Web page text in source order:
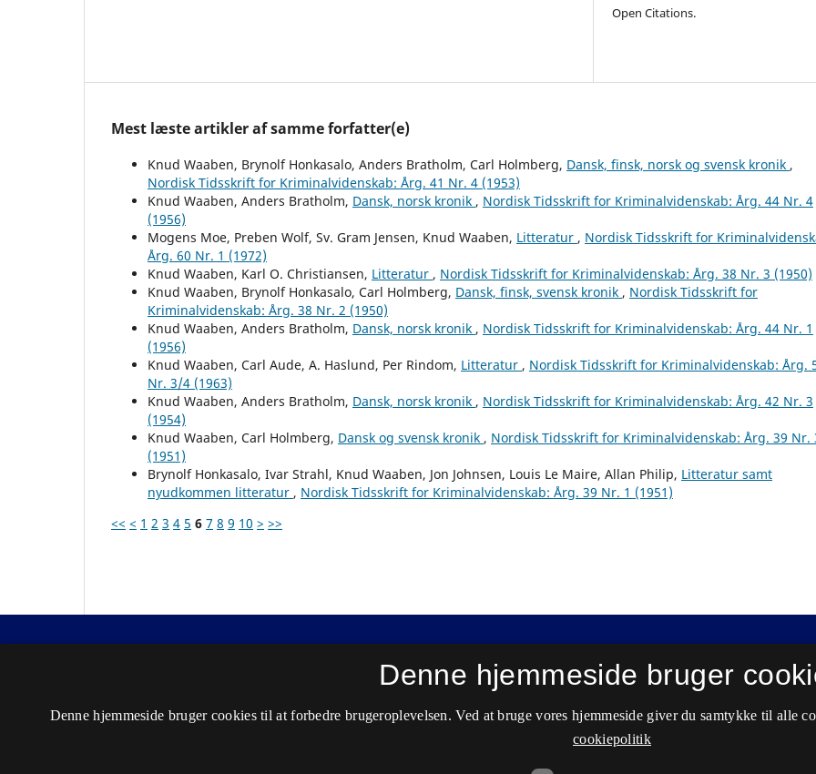
Open Citations.
Mest læste artikler af samme forfatter(e)
Knud Waaben, Brynolf Honkasalo, Anders Bratholm, Carl Holmberg, Dansk, finsk, norsk og svensk kronik ,
Nordisk Tidsskrift for Kriminalvidenskab: Årg. 41 Nr. 4 (1953)
Knud Waaben, Anders Bratholm, Dansk, norsk kronik , Nordisk Tidsskrift for Kriminalvidenskab: Årg. 44 Nr. 4
(1956)
Mogens Moe, Preben Wolf, Sv. Gram Jensen, Knud Waaben, Litteratur , Nordisk Tidsskrift for
Årg. 60 Nr. 1 (1972)
Knud Waaben, Karl O. Christiansen, Litteratur , Nordisk Tidsskrift for Kriminalvidenskab: Årg. 38 Nr. 3 (1950)
Knud Waaben, Brynolf Honkasalo, Carl Holmberg, Dansk, finsk, svensk kronik , Nordisk Tidsskrift for
Kriminalvidenskab: Årg. 38 Nr. 2 (1950)
Knud Waaben, Anders Bratholm, Dansk, norsk kronik , Nordisk Tidsskrift for Kriminalvidenskab: Årg. 44 Nr. 1
(1956)
Knud Waaben, Carl Aude, A. Haslund, Per Rindom, Litteratur , Nordisk Tidsskrift for Kriminalvidenskab: Årg.
Nr. 3/4 (1963)
Knud Waaben, Anders Bratholm, Dansk, norsk kronik , Nordisk Tidsskrift for Kriminalvidenskab: Årg. 42 Nr. 3
(1954)
Knud Waaben, Carl Holmberg, Dansk og svensk kronik , Nordisk Tidsskrift for Kriminalvidenskab: Årg. 39 Nr.
(1951)
Brynolf Honkasalo, Ivar Strahl, Knud Waaben, Jon Johnsen, Louis Le Maire, Allan Philip, Litteratur samt
nyudkommen litteratur , Nordisk Tidsskrift for Kriminalvidenskab: Årg. 39 Nr. 1 (1951)
<< < 1 2 3 4 5 6 7 8 9 10 > >>
Nordisk Tidsskrift for Kriminalvidenskab
ISSN 2446-3051 (Online)
Denne hjemmeside bruger
Denne hjemmeside bruger cookies til at forbedre brugeroplevelsen. Ved at bruge vores hjemmeside giver du samtykke til alle
cookiepolitik